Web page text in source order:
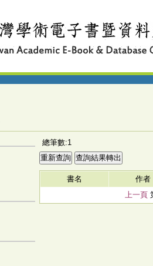
總筆數:1
書名
作者
上一頁